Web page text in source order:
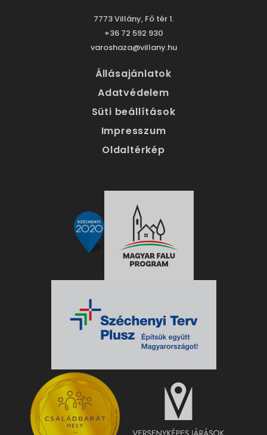
7773 Villány, Fő tér 1.
+36 72 592 930
varoshaza@villany.hu
Állásajánlatok
Adatvédelem
Süti beállítások
Impresszum
Oldaltérkép